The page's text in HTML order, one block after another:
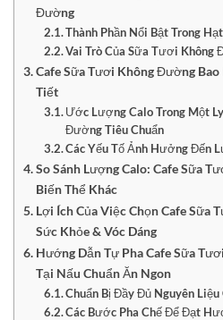
Đường
Thành Phần Nổi Bật Trong
Vai Trò Của Sữa Tươi Không
Cafe Sữa Tươi Không Đường Bao
Tiết
Ước Lượng Calo Trong Một
Đường Tiêu Chuẩn
Các Yếu Tố Ảnh Hưởng Đến
So Sánh Lượng Calo: Cafe Sữa
Biến Thể Khác
Lợi Ích Của Việc Chọn Cafe Sữa
Sức Khỏe & Vóc Dáng
Hướng Dẫn Tự Pha Cafe Sữa
Tại Nấu Chuẩn Ăn Ngon
Chuẩn Bị Đầy Đủ Nguyên
Các Bước Pha Chế Để Đạt